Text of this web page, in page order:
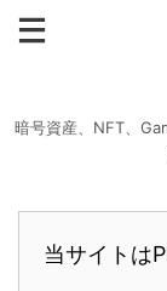
暗号資産、NFT、
当サイトは